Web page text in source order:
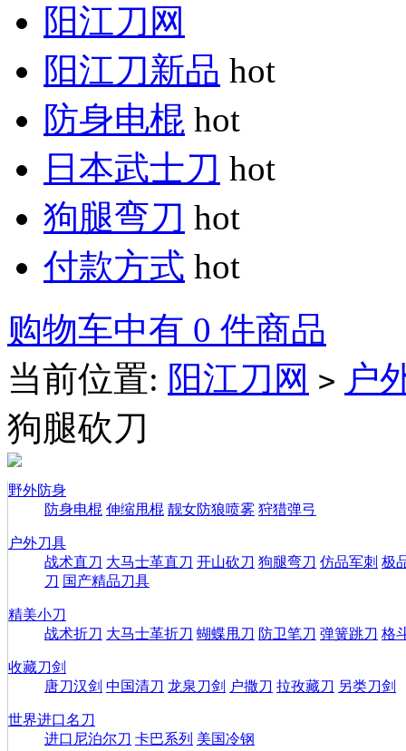
阳江刀网
阳江刀新品 hot
防身电棍 hot
日本武士刀 hot
狗腿弯刀 hot
付款方式 hot
购物车中有 0 件商品
当前位置: 阳江刀网 > 户
狗腿砍刀
野外防身
防身电棍 伸缩甩棍 靓女防狼喷雾 狩猎弹弓
户外刀具
战术直刀 大马士革直刀 开山砍刀 狗腿弯刀 仿品军刺 极
刀 国产精品刀具
精美小刀
战术折刀 大马士革折刀 蝴蝶甩刀 防卫笔刀 弹簧跳刀 格
收藏刀剑
唐刀汉剑 中国清刀 龙泉刀剑 户撒刀 拉孜藏刀 另类刀剑
世界进口名刀
进口尼泊尔刀 卡巴系列 美国冷钢